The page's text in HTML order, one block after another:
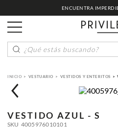
ENCUENTRA
¿Qué estás buscando?
VESTUARIO VESTIDOS Y ENTERITOS
VESTIDO AZUL - S
SKU 4005976010101